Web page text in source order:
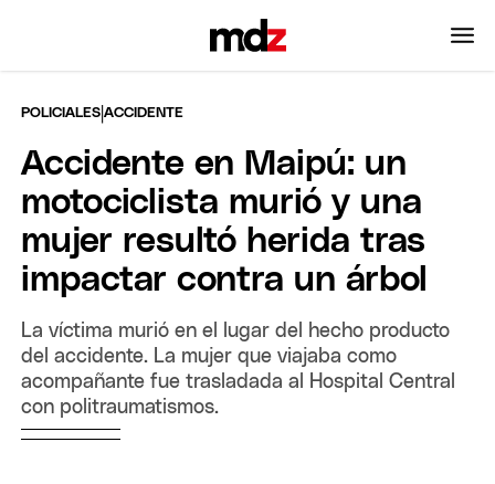
POLICIALES |ACCIDENTE
Accidente en Maipú: un
motociclista murió y una
mujer resultó herida tras
impactar contra un árbol
La víctima murió en el lugar del hecho producto
del accidente. La mujer que viajaba como
acompañante fue trasladada al Hospital Central
con politraumatismos.